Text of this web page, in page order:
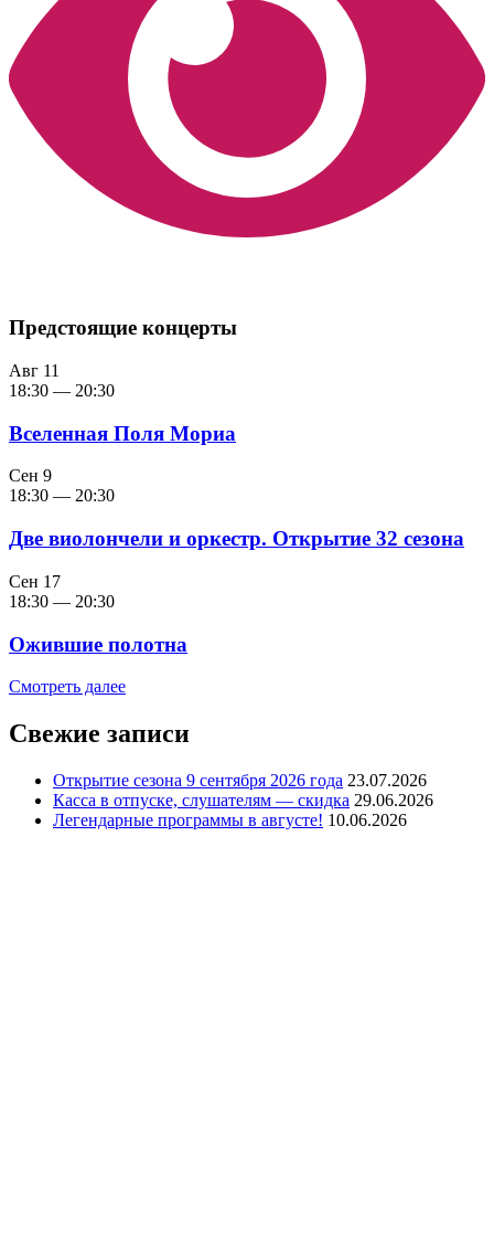
Предстоящие концерты
Авг 11
18:30 — 20:30
Вселенная Поля Мориа
Сен 9
18:30 — 20:30
Две виолончели и оркестр. Открытие 32 сезона
Сен 17
18:30 — 20:30
Ожившие полотна
Смотреть далее
Свежие записи
Открытие сезона 9 сентября 2026 года 23.07.2026
Касса в отпуске, слушателям — скидка 29.06.2026
Легендарные программы в августе! 10.06.2026